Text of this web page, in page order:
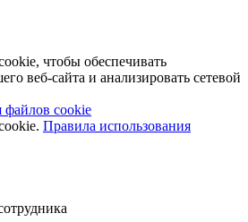
чтобы обеспечивать
веб-сайта и анализировать сетевой
файлов cookie
Правила использования